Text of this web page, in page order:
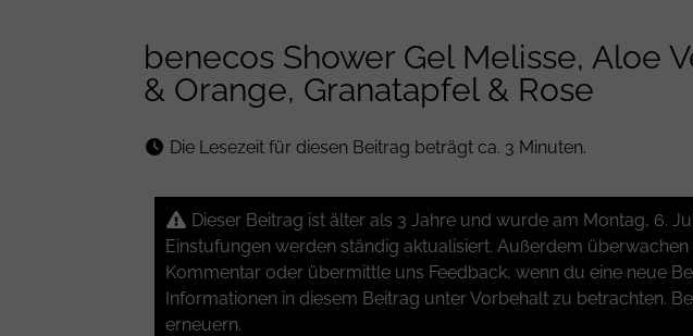
benecos Shower Gel Melisse, Aloe
& Orange, Granatapfel & Rose
Die Lesezeit für diesen Beitrag beträgt ca. 3 Minuten.
Dieser Beitrag ist älter als 3 Jahre und wurde am Montag, 6.
Einstufungen werden ständig aktualisiert. Außerdem
Kommentar oder übermittle uns Feedback, wenn du eine neue
Informationen in diesem Beitrag unter Vorbehalt zu betrachten.
erneuern.